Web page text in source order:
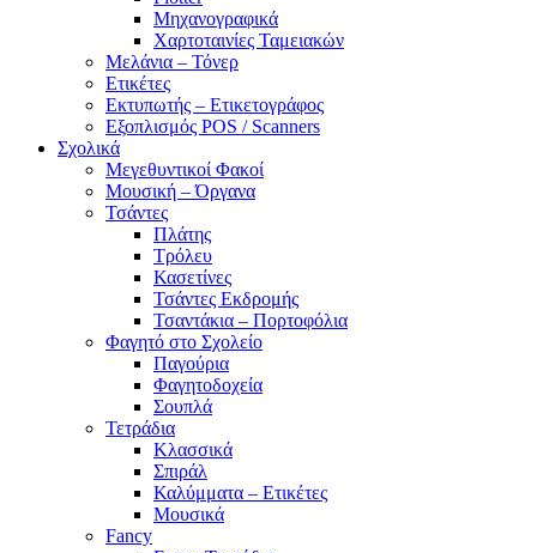
Μηχανογραφικά
Χαρτοταινίες Ταμειακών
Μελάνια – Τόνερ
Ετικέτες
Εκτυπωτής – Ετικετογράφος
Εξοπλισμός POS / Scanners
Σχολικά
Μεγεθυντικοί Φακοί
Μουσική – Όργανα
Τσάντες
Πλάτης
Τρόλευ
Κασετίνες
Τσάντες Εκδρομής
Τσαντάκια – Πορτοφόλια
Φαγητό στο Σχολείο
Παγούρια
Φαγητοδοχεία
Σουπλά
Τετράδια
Κλασσικά
Σπιράλ
Καλύμματα – Ετικέτες
Μουσικά
Fancy